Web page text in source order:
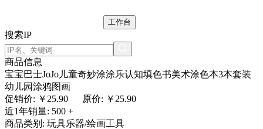
工作台
搜索IP
商品信息
宝宝巴士JoJo儿童奇妙涂涂乐认知填色书美术涂色本3本套装
幼儿园涂鸦图画
促销价: ￥ 25.90
原价: ￥25.90
近1年销量: 500 +
商品类别: 玩具乐器/绘画工具